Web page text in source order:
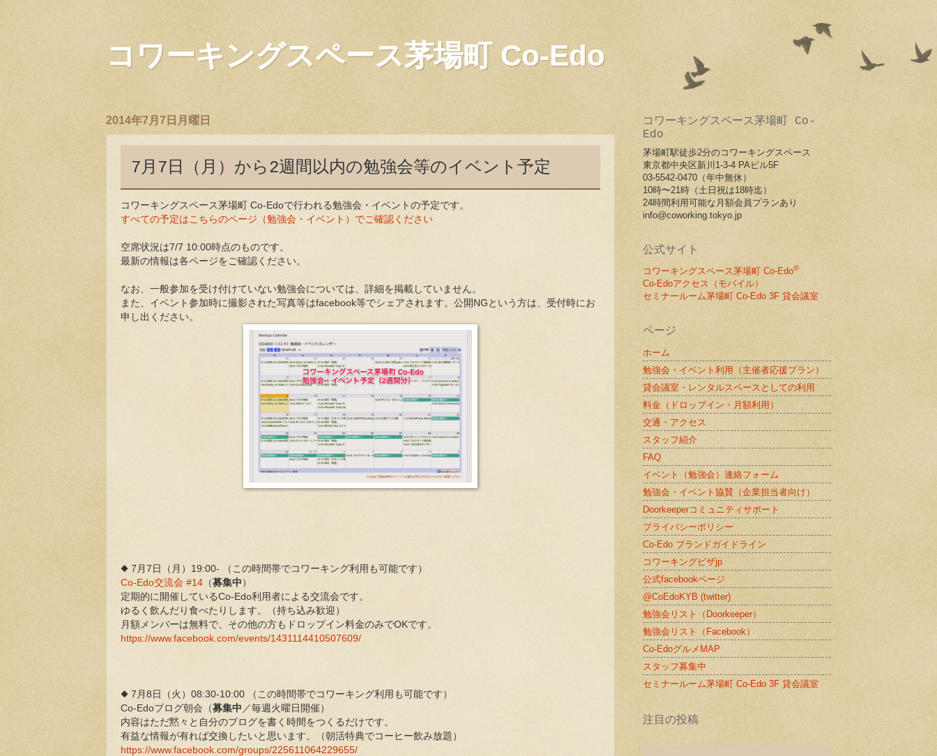
コワーキングスペース茅場町 Co-Edo
2014年7月7日月曜日
7月7日（月）から2週間以内の勉強会等のイベント予定
コワーキングスペース茅場町 Co-Edoで行われる勉強会・イベントの予定です。
すべての予定はこちらのページ（勉強会・イベント）でご確認ください
空席状況は7/7 10:00時点のものです。
最新の情報は各ページをご確認ください。
なお、一般参加を受け付けていない勉強会については、詳細を掲載していません。
また、イベント参加時に撮影された写真等はfacebook等でシェアされます。公開NGという方は、受付時にお
申し出ください。
◆ 7月7日（月）19:00- （この時間帯でコワーキング利用も可能です）
Co-Edo交流会 #14 （募集中 ）
定期的に開催しているCo-Edo利用者による交流会です。
ゆるく飲んだり食べたりします。（持ち込み歓迎）
月額メンバーは無料で、その他の方もドロップイン料金のみでOKです。
https://www.facebook.com/events/1431114410507609/
◆ 7月8日（火）08:30-10:00 （この時間帯でコワーキング利用も可能です）
Co-Edoブログ朝会（募集中 ／毎週火曜日開催）
内容はただ黙々と自分のブログを書く時間をつくるだけです。
有益な情報が有れば交換したいと思います。（朝活特典でコーヒー飲み放題）
https://www.facebook.com/groups/225611064229655/
コワーキングスペース茅場町 Co-
Edo
茅場町駅徒歩2分のコワーキングスペース
東京都中央区新川1-3-4 PAビル5F
03-5542-0470（年中無休）
10時〜21時（土日祝は18時迄）
24時間利用可能な月額会員プランあり
info@coworking.tokyo.jp
公式サイト
コワーキングスペース茅場町 Co-Edo®
Co-Edoアクセス（モバイル）
セミナールーム茅場町 Co-Edo 3F 貸会議室
ページ
ホーム
勉強会・イベント利用（主催者応援プラン）
貸会議室・レンタルスペースとしての利用
料金（ドロップイン・月額利用）
交通・アクセス
スタッフ紹介
FAQ
イベント（勉強会）連絡フォーム
勉強会・イベント協賛（企業担当者向け）
Doorkeeperコミュニティサポート
プライバシーポリシー
Co-Edo ブランドガイドライン
コワーキングビザjp
公式facebookページ
@CoEdoKYB (twitter)
勉強会リスト（Doorkeeper）
勉強会リスト（Facebook）
Co-EdoグルメMAP
スタッフ募集中
セミナールーム茅場町 Co-Edo 3F 貸会議室
注目の投稿